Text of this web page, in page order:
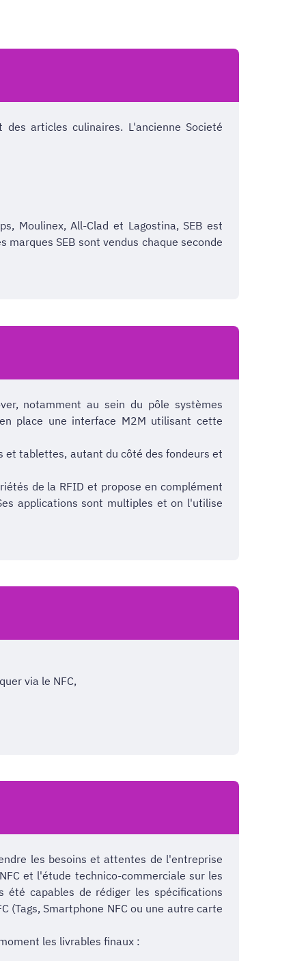
articles culinaires. L'ancienne Societé
Moulinex, All-Clad et Lagostina, SEB est
SEB sont vendus chaque seconde
notamment au sein du pôle systèmes
place une interface M2M utilisant cette
et tablettes, autant du côté des fondeurs et
de la RFID et propose en complément
applications sont multiples et on l'utilise
via le NFC,
les besoins et attentes de l'entreprise
et l'étude technico-commerciale sur les
été capables de rédiger les spécifications
Smartphone NFC ou une autre carte
les livrables finaux :